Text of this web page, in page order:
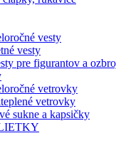
vesty
vesty
pre figurantov a
vetrovky
vetrovky
sukne a kapsičky